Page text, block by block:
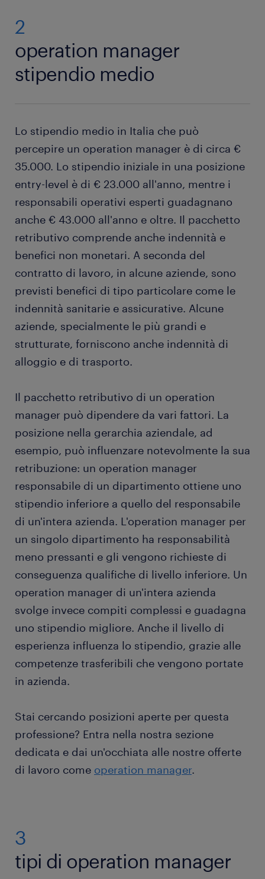
2
operation manager
stipendio medio
Lo stipendio medio in Italia che può
percepire un operation manager è di circa €
35.000. Lo stipendio iniziale in una posizione
entry-level è di € 23.000 all'anno, mentre i
responsabili operativi esperti guadagnano
anche € 43.000 all'anno e oltre. Il pacchetto
retributivo comprende anche indennità e
benefici non monetari. A seconda del
contratto di lavoro, in alcune aziende, sono
previsti benefici di tipo particolare come le
indennità sanitarie e assicurative. Alcune
aziende, specialmente le più grandi e
strutturate, forniscono anche indennità di
alloggio e di trasporto.
Il pacchetto retributivo di un operation
manager può dipendere da vari fattori. La
posizione nella gerarchia aziendale, ad
esempio, può influenzare notevolmente la sua
retribuzione: un operation manager
responsabile di un dipartimento ottiene uno
stipendio inferiore a quello del responsabile
di un'intera azienda. L'operation manager per
un singolo dipartimento ha responsabilità
meno pressanti e gli vengono richieste di
conseguenza qualifiche di livello inferiore. Un
operation manager di un'intera azienda
svolge invece compiti complessi e guadagna
uno stipendio migliore. Anche il livello di
esperienza influenza lo stipendio, grazie alle
competenze trasferibili che vengono portate
in azienda.
Stai cercando posizioni aperte per questa
professione? Entra nella nostra sezione
dedicata e dai un'occhiata alle nostre offerte
di lavoro come operation manager.
3
tipi di operation manager